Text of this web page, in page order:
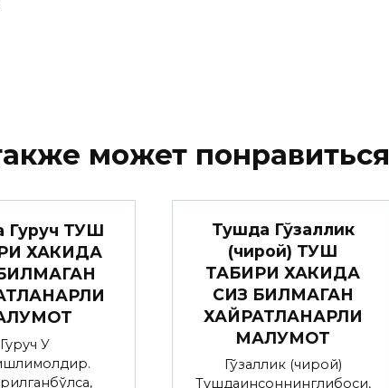
может понравиться
Гуруч ТУШ
ХАКИДА
Гуруч У
Тушда Гўзаллик
(чирой) ТУШ
ТАБИРИ ХАКИДА
СИЗ БИЛМАГАН
ХАЙРАТЛАНАРЛИ
МАЛУМОТ
Гўзаллик (чирой)
Тушдаинсоннинглибоси,